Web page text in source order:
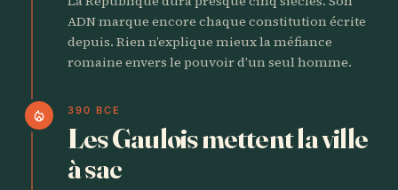
ADN marque encore chaque constitution écrite
depuis. Rien n’explique mieux la méfiance
romaine envers le pouvoir d’un seul homme.
local_fire_department 390 BCE
Les Gaulois mettent la ville
à sac